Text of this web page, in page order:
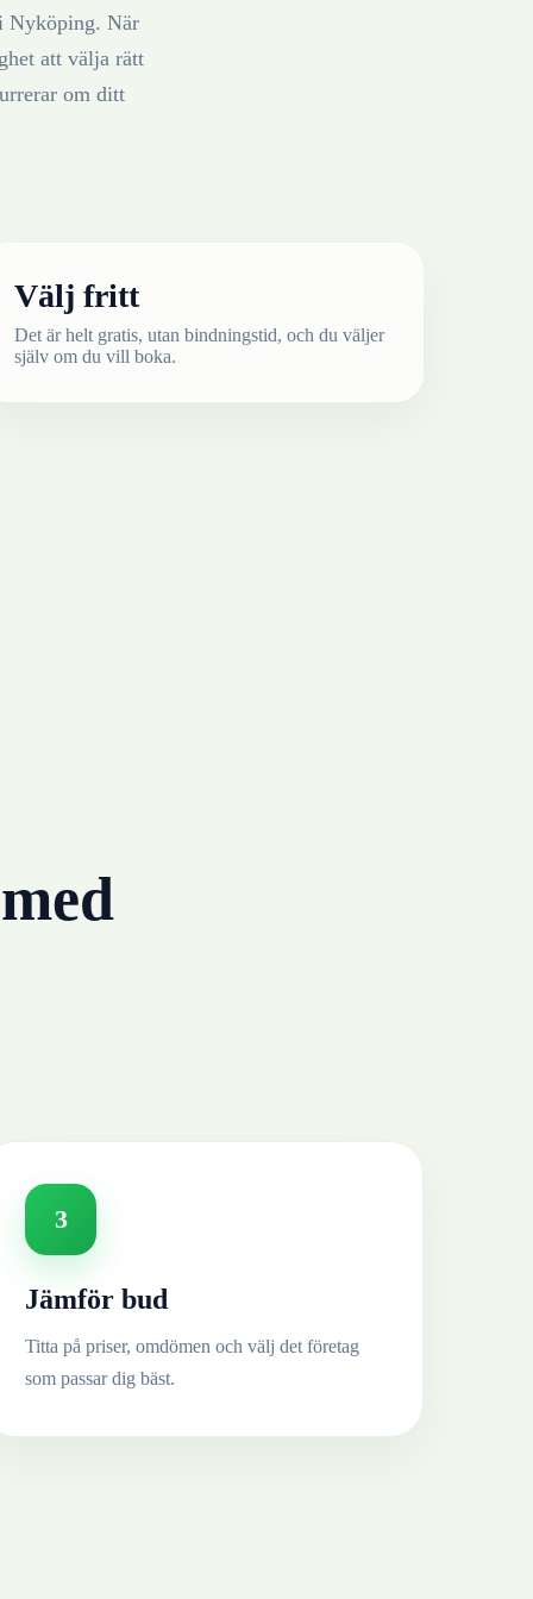
Nyköping. När
att välja rätt
om ditt
Välj fritt
Det är helt gratis, utan bindningstid, och du väljer
själv om du vill boka.
3
Jämför bud
Titta på priser, omdömen och välj det företag
som passar dig bäst.